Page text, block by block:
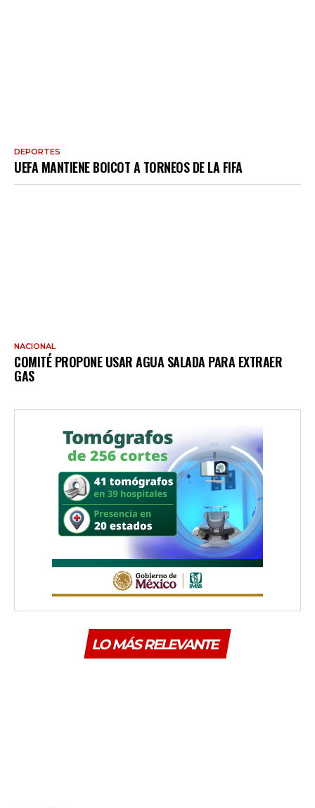
DEPORTES
UEFA MANTIENE BOICOT A TORNEOS DE LA FIFA
NACIONAL
COMITÉ PROPONE USAR AGUA SALADA PARA EXTRAER
GAS
LO MÁS RELEVANTE